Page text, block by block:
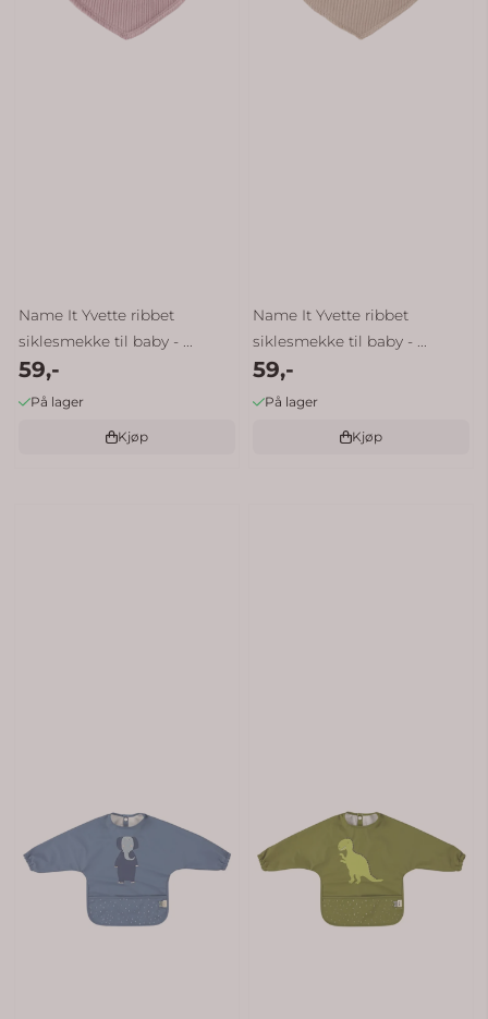
Name It Yvette ribbet
siklesmekke til baby - ...
59,-
På lager
Kjøp
Name It Yvette ribbet
siklesmekke til baby - ...
59,-
På lager
Kjøp